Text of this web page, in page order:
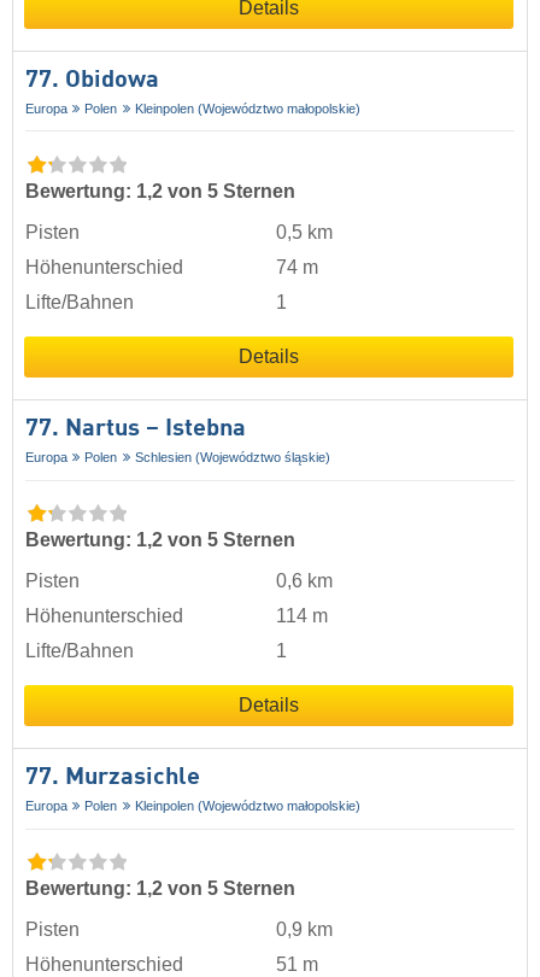
Details
77. Obidowa
Europa Polen Kleinpolen (Województwo małopolskie)
Bewertung: 1,2 von 5 Sternen
Pisten
0,5 km
Höhenunterschied
74 m
Lifte/Bahnen
1
Details
77. Nartus – Istebna
Europa Polen Schlesien (Województwo śląskie)
Bewertung: 1,2 von 5 Sternen
Pisten
0,6 km
Höhenunterschied
114 m
Lifte/Bahnen
1
Details
77. Murzasichle
Europa Polen Kleinpolen (Województwo małopolskie)
Bewertung: 1,2 von 5 Sternen
Pisten
0,9 km
Höhenunterschied
51 m